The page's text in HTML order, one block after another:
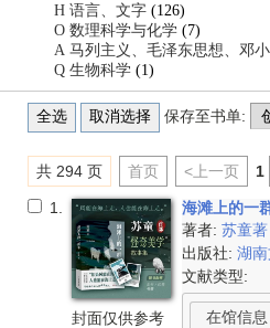
H 语言、文字 (126)
O 数理科学与化学 (7)
A 马列主义、毛泽东思想、邓
Q 生物科学 (1)
保存至书单:
共 294 页 首页 <上一页 1
1.
封面仅供参考
海滩上的一
著者:苏童著
出版社:湖
文献类型:
在馆信息